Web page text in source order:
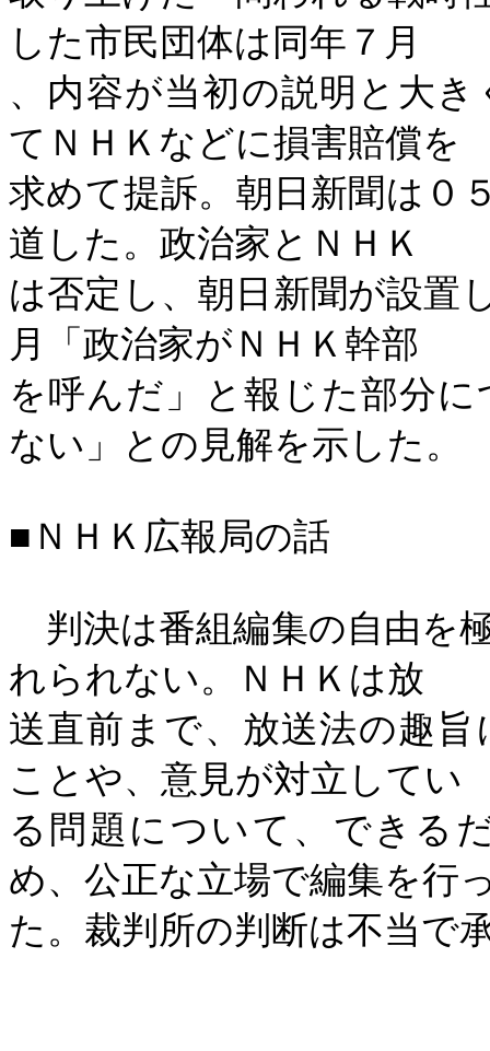
した市民団体は同年７月
、内容が当初の説明と大
てＮＨＫなどに損害賠償を
求めて提訴。朝日新聞は０
道した。政治家とＮＨＫ
は否定し、朝日新聞が設置
月「政治家がＮＨＫ幹部
を呼んだ」と報じた部分
ない」との見解を示した。
■ＮＨＫ広報局の話
判決は番組編集の自由を
れられない。ＮＨＫは放
送直前まで、放送法の趣
ことや、意見が対立してい
る問題について、できる
め、公正な立場で編集を行
た。裁判所の判断は不当